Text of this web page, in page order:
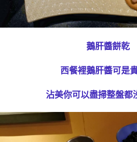
鵝肝醬餅乾
西餐裡鵝肝醬可是
沾美你可以盡掃整盤都